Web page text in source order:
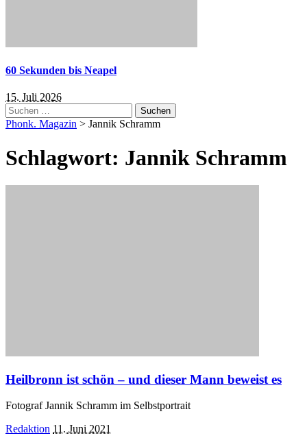
60 Sekunden bis Neapel
15. Juli 2026
Suchen
nach:
Phonk. Magazin > Jannik Schramm
Schlagwort: Jannik Schramm
Heilbronn ist schön – und dieser Mann beweist es
Fotograf Jannik Schramm im Selbstportrait
Posted
Redaktion 11. Juni 2021